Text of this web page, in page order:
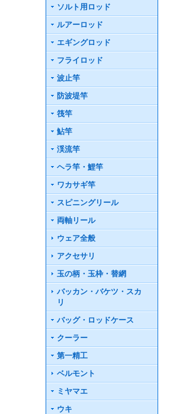
ソルト用ロッド
ルアーロッド
エギングロッド
フライロッド
波止竿
防波堤竿
筏竿
鮎竿
渓流竿
ヘラ竿・鯉竿
ワカサギ竿
スピニングリール
両軸リール
ウェア全般
アクセサリ
玉の柄・玉枠・替網
バッカン・バケツ・スカ
リ
バッグ・ロッドケース
クーラー
第一精工
ベルモント
ミヤマエ
ウキ